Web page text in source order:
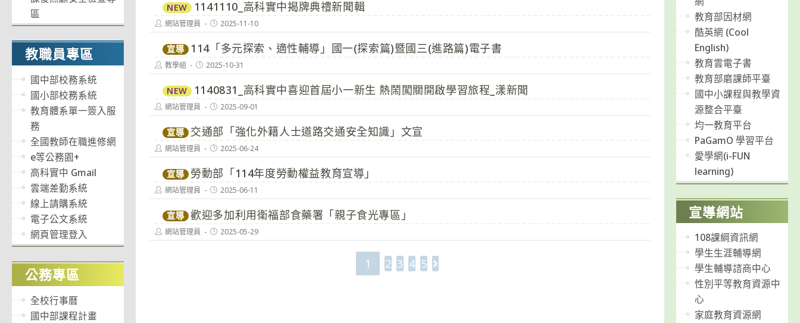
NEW 1141110_高科實中揭牌典禮新聞輯
Post網站管理員
Post2025-11-10
宣導 114「多元探索、適性輔導」國一(探索篇)暨國三(進路篇)電子書
Post教學組
Post2025-10-31
NEW 1140831_高科實中喜迎首屆小一新生 熱鬧闖關開啟學習旅程_漾新聞
Post網站管理員
Post2025-09-01
宣導 交通部「強化外籍人士道路交通安全知識」文宣
Post網站管理員
Post2025-06-24
宣導 勞動部「114年度勞動權益教育宣導」
Post網站管理員
Post2025-06-11
宣導 歡迎多加利用衛福部食藥署「親子食光專區」
Post網站管理員
Post2025-05-29
1 2 3 4 5 Go to the next page
區
教職員專區
國中部校務系統
國小部校務系統
教育體系單一簽入服
務
全國教師在職進修網
e等公務園+
高科實中 Gmail
雲端差勤系統
線上請購系統
電子公文系統
網頁管理登入
公務專區
全校行事曆
國中部課程計畫
教育部因材網
酷英網 (Cool
English)
教育雲電子書
教育部磨課師平臺
國中小課程與教學資
源整合平臺
均一教育平台
PaGamO 學習平台
愛學網(i-FUN
learning)
宣導網站
108課綱資訊網
學生生涯輔導網
學生輔導諮商中心
性別平等教育資源中
心
家庭教育資源網